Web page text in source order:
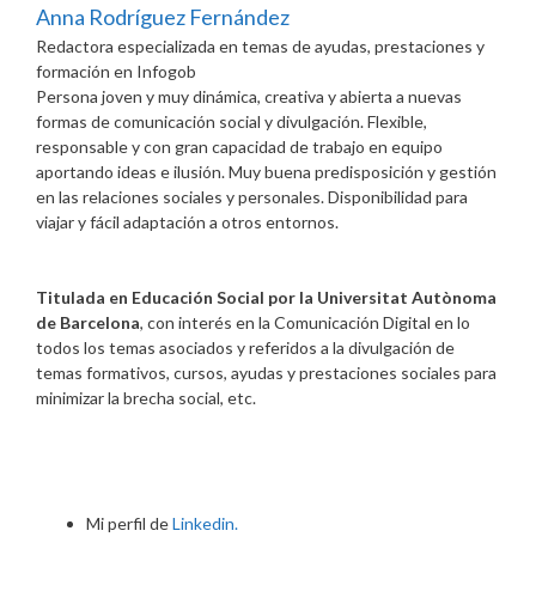
Anna Rodríguez Fernández
Redactora especializada en temas de ayudas, prestaciones y
formación en Infogob
Persona joven y muy dinámica, creativa y abierta a nuevas
formas de comunicación social y divulgación. Flexible,
responsable y con gran capacidad de trabajo en equipo
aportando ideas e ilusión. Muy buena predisposición y gestión
en las relaciones sociales y personales. Disponibilidad para
viajar y fácil adaptación a otros entornos.
Titulada en Educación Social por la Universitat Autònoma
de Barcelona, con interés en la Comunicación Digital en lo
todos los temas asociados y referidos a la divulgación de
temas formativos, cursos, ayudas y prestaciones sociales para
minimizar la brecha social, etc.
Mi perfil deLinkedin.